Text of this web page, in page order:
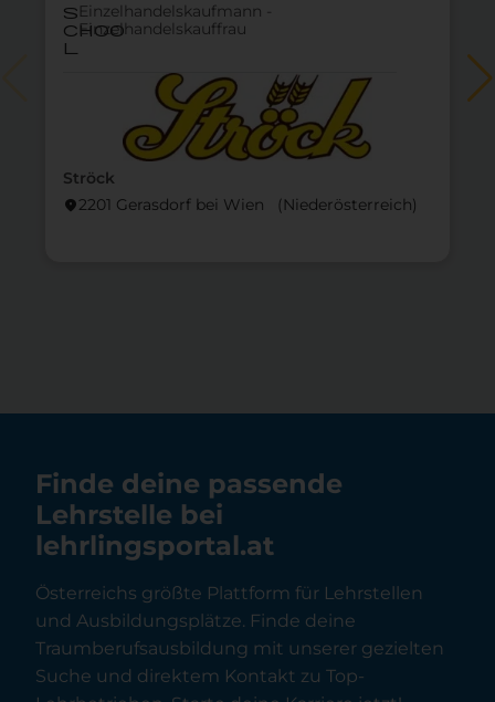
Ströck
location_on2201 Gerasdorf bei Wien (Nieder­österreich)
s
choo
l
Einzelhandelskaufmann -
Einzelhandelskauffrau
Finde deine passende
Lehrstelle bei
lehrlingsportal.at
Österreichs größte Plattform für Lehrstellen
und Ausbildungsplätze. Finde deine
Traumberufsausbildung mit unserer gezielten
Suche und direktem Kontakt zu Top-